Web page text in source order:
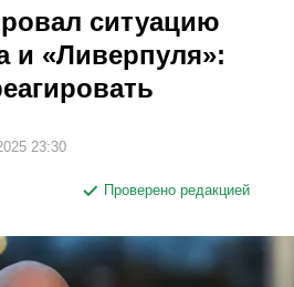
ситуацию
и «Ливерпуля»:
23:30
Проверено редакцией